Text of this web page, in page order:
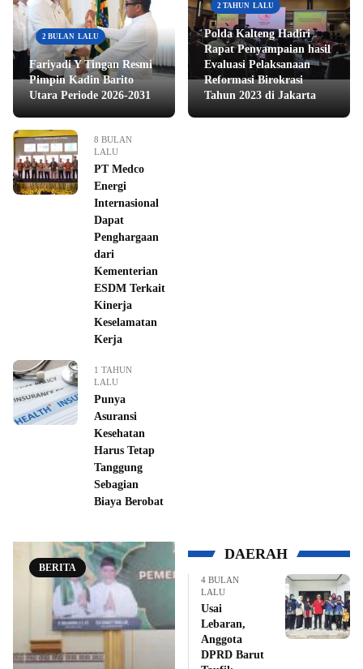
2 BULAN LALU
Fariyadi Y Tingan Resmi
Pimpin Kadin Barito
Utara Periode 2026-2031
8 BULAN
LALU
PT Medco
Energi
Internasional
Dapat
Penghargaan
dari
Kementerian
ESDM Terkait
Kinerja
Keselamatan
Kerja
1 TAHUN
LALU
Punya
Asuransi
Kesehatan
Harus Tetap
Tanggung
Sebagian
Biaya Berobat
2 TAHUN LALU
Polda Kalteng Hadiri
Rapat Penyampaian hasil
Evaluasi Pelaksanaan
Reformasi Birokrasi
Tahun 2023 di Jakarta
BERITA
DAERAH
4 BULAN
LALU
Usai
Lebaran,
Anggota
DPRD Barut